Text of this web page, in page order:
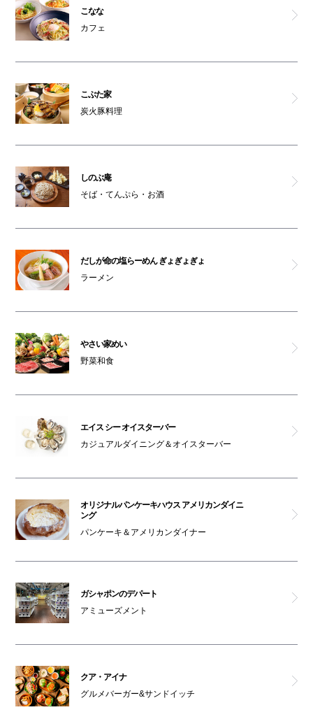
美健ごちそうビュッフェ 花も実も
車椅子利用可能トイレ(6F)
オストメイト対応トイレ(6F)
ATM
（パークスガーデン含む）
ペットはキャリーバッグに入れてご入館ください
こなな
カフェ
こぶた家
炭火豚料理
しのぶ庵
そば・てんぷら・お酒
だしが命の塩らーめん ぎょぎょぎょ
ラーメン
やさい家めい
野菜和食
エイス シー オイスターバー
カジュアルダイニング＆オイスターバー
オリジナルパンケーキハウス アメリカンダイニ
ング
パンケーキ＆アメリカンダイナー
ガシャポンのデパート
アミューズメント
クア・アイナ
グルメバーガー&サンドイッチ